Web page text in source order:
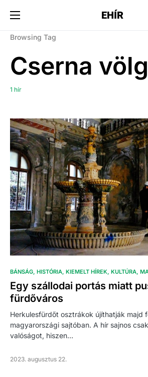
EHÍR
Browsing Tag
Cserna
1 hír
BÁNSÁG HISTÓRIA KIEMELT HÍREK KULTÚRA
Egy szállodai portás miatt
fürdőváros
Herkulesfürdőt osztrákok újíthatják majd
magyarországi sajtóban. A hír sajnos
valóságot, hiszen…
2023. augusztus 22.